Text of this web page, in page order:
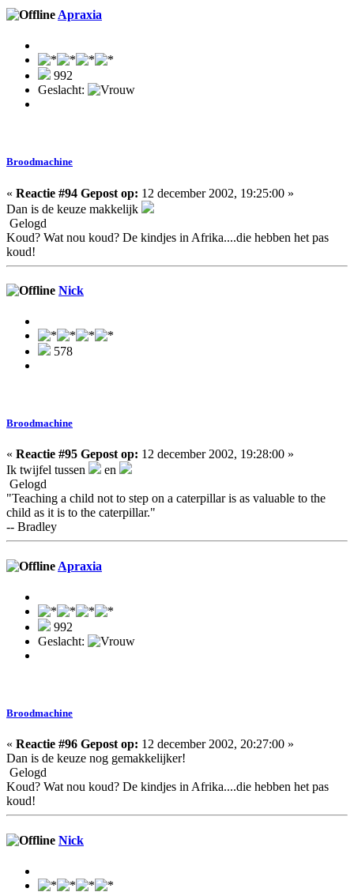
Apraxia
992
Geslacht:
Broodmachine
« Reactie #94 Gepost op: 12 december 2002, 19:25:00 »
Dan is de keuze makkelijk
Gelogd
Koud? Wat nou koud? De kindjes in Afrika....die hebben het pas
koud!
Nick
578
Broodmachine
« Reactie #95 Gepost op: 12 december 2002, 19:28:00 »
Ik twijfel tussen
en
Gelogd
"Teaching a child not to step on a caterpillar is as valuable to the
child as it is to the caterpillar."
-- Bradley
Apraxia
992
Geslacht:
Broodmachine
« Reactie #96 Gepost op: 12 december 2002, 20:27:00 »
Dan is de keuze nog gemakkelijker!
Gelogd
Koud? Wat nou koud? De kindjes in Afrika....die hebben het pas
koud!
Nick